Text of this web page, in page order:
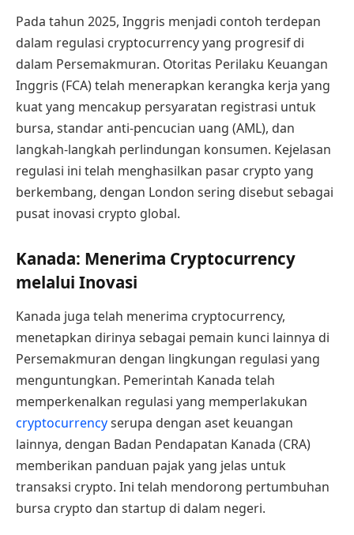
Pada tahun 2025, Inggris menjadi contoh terdepan
dalam regulasi cryptocurrency yang progresif di
dalam Persemakmuran. Otoritas Perilaku Keuangan
Inggris (FCA) telah menerapkan kerangka kerja yang
kuat yang mencakup persyaratan registrasi untuk
bursa, standar anti-pencucian uang (AML), dan
langkah-langkah perlindungan konsumen. Kejelasan
regulasi ini telah menghasilkan pasar crypto yang
berkembang, dengan London sering disebut sebagai
pusat inovasi crypto global.
Kanada: Menerima Cryptocurrency
melalui Inovasi
Kanada juga telah menerima cryptocurrency,
menetapkan dirinya sebagai pemain kunci lainnya di
Persemakmuran dengan lingkungan regulasi yang
menguntungkan. Pemerintah Kanada telah
memperkenalkan regulasi yang memperlakukan
cryptocurrencyserupa dengan aset keuangan
lainnya, dengan Badan Pendapatan Kanada (CRA)
memberikan panduan pajak yang jelas untuk
transaksi crypto. Ini telah mendorong pertumbuhan
bursa crypto dan startup di dalam negeri.